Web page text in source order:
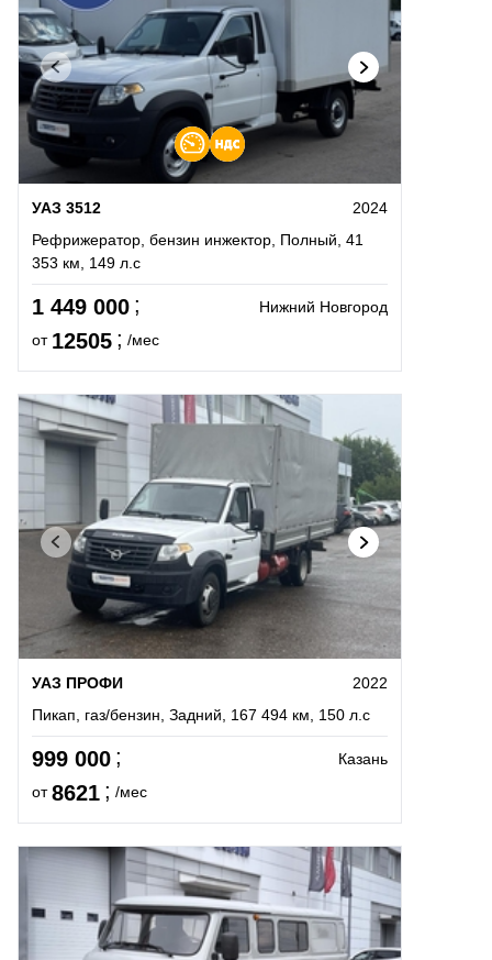
УАЗ 3512
2024
Рефрижератор, бензин инжектор, Полный, 41
353 км, 149 л.с
1 449 000
Нижний Новгород
от 12505 /мес
УАЗ ПРОФИ
2022
Пикап, газ/бензин, Задний, 167 494 км, 150 л.с
999 000
Казань
от 8621 /мес